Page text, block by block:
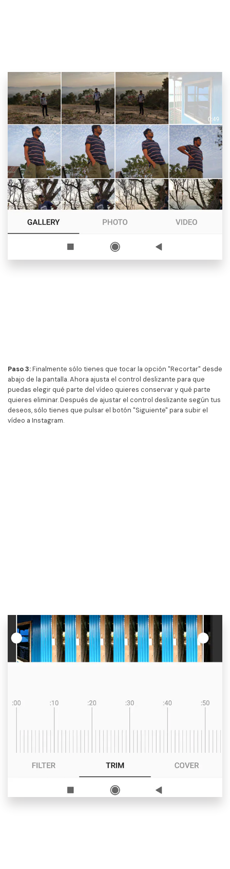
Paso 3:Finalmente sólo tienes que tocar la opción "Recortar" desde
abajo de la pantalla. Ahora ajusta el control deslizante para que
puedas elegir qué parte del vídeo quieres conservar y qué parte
quieres eliminar. Después de ajustar el control deslizante según tus
deseos, sólo tienes que pulsar el botón "Siguiente" para subir el
vídeo a Instagram.